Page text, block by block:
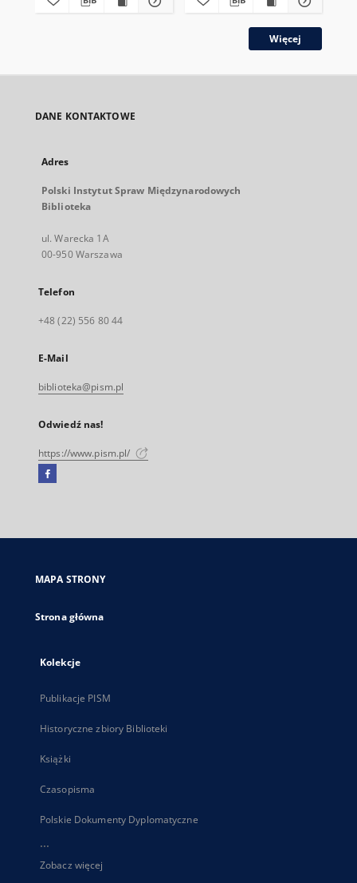
Więcej
DANE KONTAKTOWE
Adres
Polski Instytut Spraw Międzynarodowych
Biblioteka
ul. Warecka 1A
00-950 Warszawa
Telefon
+48 (22) 556 80 44
E-Mail
biblioteka@pism.pl
Odwiedź nas!
https://www.pism.pl/
Facebook
się
karcie
MAPA STRONY
Strona główna
Kolekcje
Publikacje PISM
Historyczne zbiory Biblioteki
Książki
Czasopisma
Polskie Dokumenty Dyplomatyczne
...
Zobacz więcej